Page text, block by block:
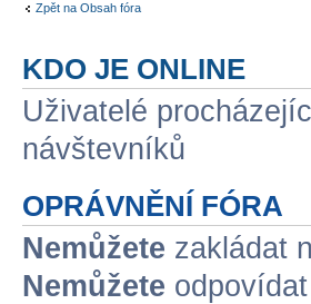
Zpět na Obsah fóra
KDO JE ONLINE
Uživatelé
návštevníků
OPRÁVNĚNÍ FÓRA
Nemůžete zakládat
Nemůžete